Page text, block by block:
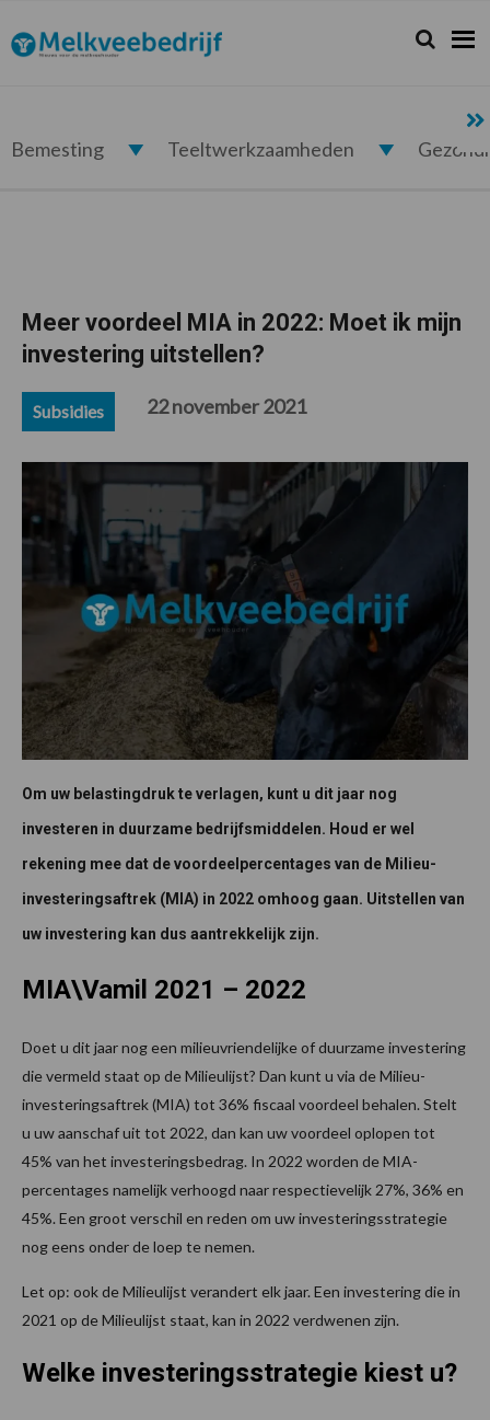
de
hoofdnavigatie
de
hoofd
de
eerste
de
voettekst
Melkveebedrijf.nl Zoeken...
Zoek
Bemesting Teeltwerkzaamheden
Meer voordeel MIA in 2022: Moet ik mijn
investering uitstellen?
Subsidies 22 november 2021
Om uw belastingdruk te verlagen, kunt u dit jaar nog
investeren in duurzame bedrijfsmiddelen. Houd er wel
rekening mee dat de voordeelpercentages van de Milieu-
investeringsaftrek (MIA) in 2022 omhoog gaan. Uitstellen van
uw investering kan dus aantrekkelijk zijn.
MIA\Vamil 2021 – 2022
Doet u dit jaar nog een milieuvriendelijke of duurzame investering
die vermeld staat op de Milieulijst? Dan kunt u via de Milieu-
investeringsaftrek (MIA) tot 36% fiscaal voordeel behalen. Stelt
u uw aanschaf uit tot 2022, dan kan uw voordeel oplopen tot
45% van het investeringsbedrag. In 2022 worden de MIA-
percentages namelijk verhoogd naar respectievelijk 27%, 36% en
45%. Een groot verschil en reden om uw investeringsstrategie
nog eens onder de loep te nemen.
Let op: ook de Milieulijst verandert elk jaar. Een investering die in
2021 op de Milieulijst staat, kan in 2022 verdwenen zijn.
Welke investeringsstrategie kiest u?